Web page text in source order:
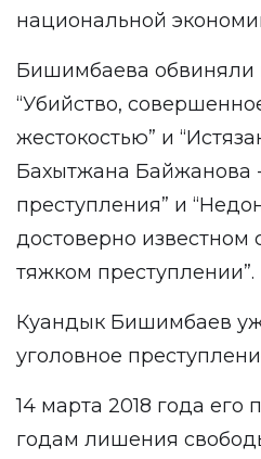
национальной
Бишимбаева обвиняли
“Убийство,
жестокостью” и
Бахытжана Байжанова
преступления” и
достоверно
тяжком преступлении”.
Куандык Бишимбаев
уголовное
14 марта 2018 года его
годам лишения